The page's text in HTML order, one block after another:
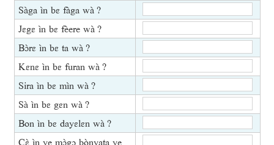
Sàga ìn bɛ fàga wà ?
Jɛgɛ ìn bɛ fèere wà ?
Bɔ̀rɛ ìn bɛ ta wà ?
Kɛnɛ ìn bɛ furan wà ?
Sira ìn bɛ mìn wà ?
Sà ìn bɛ gɛn wà ?
Bon ìn bɛ dayɛlɛn wà ?